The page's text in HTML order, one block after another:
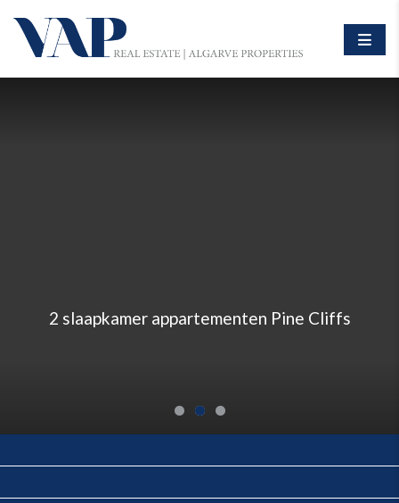
2 slaapkamer appartementen Pine Cliffs